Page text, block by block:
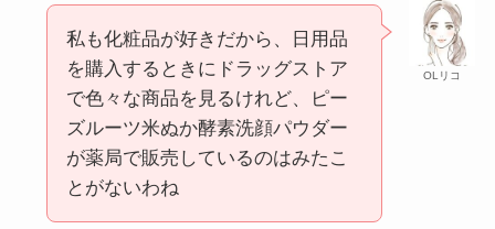
OLリコ
私も化粧品が好きだから、日用品
を購入するときにドラッグストア
で色々な商品を見るけれど、ピー
ズルーツ米ぬか酵素洗顔パウダー
が薬局で販売しているのはみたこ
とがないわね